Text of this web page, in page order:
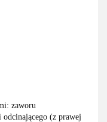
zaworu
(z prawej